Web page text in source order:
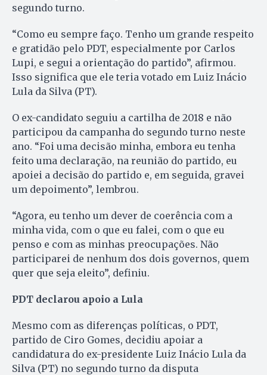
segundo turno.
“Como eu sempre faço. Tenho um grande respeito
e gratidão pelo PDT, especialmente por Carlos
Lupi, e segui a orientação do partido”, afirmou.
Isso significa que ele teria votado em Luiz Inácio
Lula da Silva (PT).
O ex-candidato seguiu a cartilha de 2018 e não
participou da campanha do segundo turno neste
ano. “Foi uma decisão minha, embora eu tenha
feito uma declaração, na reunião do partido, eu
apoiei a decisão do partido e, em seguida, gravei
um depoimento”, lembrou.
“Agora, eu tenho um dever de coerência com a
minha vida, com o que eu falei, com o que eu
penso e com as minhas preocupações. Não
participarei de nenhum dos dois governos, quem
quer que seja eleito”, definiu.
PDT declarou apoio a Lula
Mesmo com as diferenças políticas, o PDT,
partido de Ciro Gomes, decidiu apoiar a
candidatura do ex-presidente Luiz Inácio Lula da
Silva (PT) no segundo turno da disputa